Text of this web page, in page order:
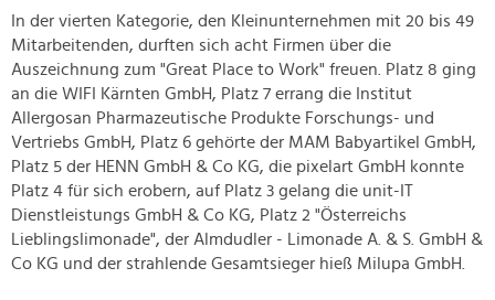
In der vierten Kategorie, den Kleinunternehmen mit 20 bis 49
Mitarbeitenden, durften sich acht Firmen über die
Auszeichnung zum "Great Place to Work" freuen. Platz 8 ging
an die WIFI Kärnten GmbH, Platz 7 errang die Institut
Allergosan Pharmazeutische Produkte Forschungs- und
Vertriebs GmbH, Platz 6 gehörte der MAM Babyartikel GmbH,
Platz 5 der HENN GmbH & Co KG, die pixelart GmbH konnte
Platz 4 für sich erobern, auf Platz 3 gelang die unit-IT
Dienstleistungs GmbH & Co KG, Platz 2 "Österreichs
Lieblingslimonade", der Almdudler - Limonade A. & S. GmbH &
Co KG und der strahlende Gesamtsieger hieß Milupa GmbH.